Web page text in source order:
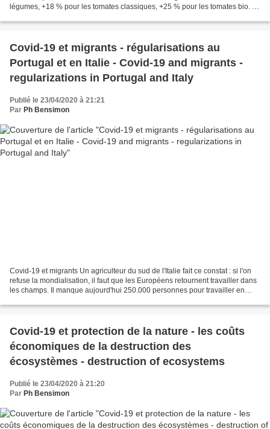
légumes, +18 % pour les tomates classiques, +25 % pour les tomates bio. La
Covid-19 et migrants - régularisations au
Portugal et en Italie - Covid-19 and migrants -
regularizations in Portugal and Italy
Publié le 23/04/2020 à 21:21
Par Ph Bensimon
Covid-19 et migrants Un agriculteur du sud de l'Italie fait ce constat : si l'on
refuse la mondialisation, il faut que les Européens retournent travailler dans
les champs. Il manque aujourd'hui 250.000 personnes pour travailler en
Covid-19 et protection de la nature - les coûts
économiques de la destruction des
écosystèmes - destruction of ecosystems
Publié le 23/04/2020 à 21:20
Par Ph Bensimon